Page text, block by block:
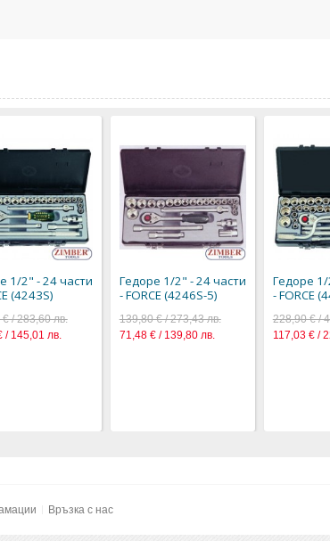
1/2" - 24 части
(4243S)
/ 283,60 лв.
/ 145,01 лв.
Гедоре 1/2" - 24 части
- FORCE (4246S-5)
139,80 € / 273,43 лв.
71,48 € / 139,80 лв.
Гедоре
- FORCE
228,90 € /
117,03 € /
Връзка с нас